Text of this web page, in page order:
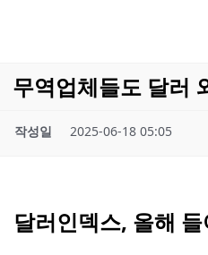
무역업체들도 달러
작성일 2025-06-18 05:05
달러인덱스, 올해